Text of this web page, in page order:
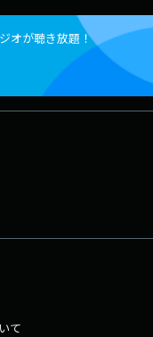
オが聴き放題！
て